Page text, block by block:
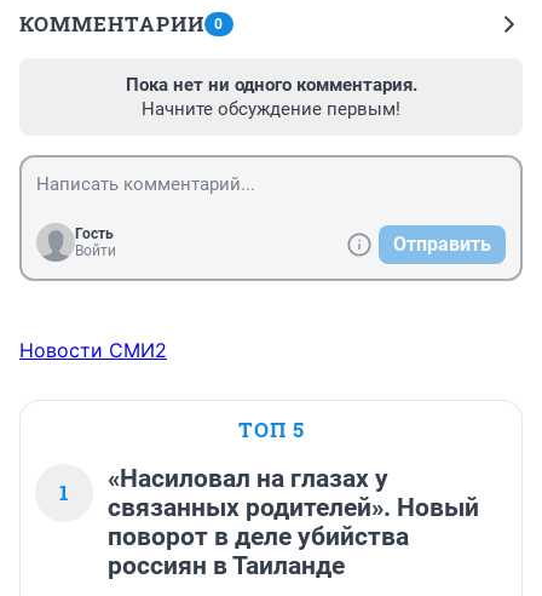
КОММЕНТАРИИ 0
Пока нет ни одного комментария.
Начните обсуждение первым!
Гость
Войти
Отправить
Новости СМИ2
ТОП 5
1
«Насиловал на глазах у
связанных родителей». Новый
поворот в деле убийства
россиян в Таиланде